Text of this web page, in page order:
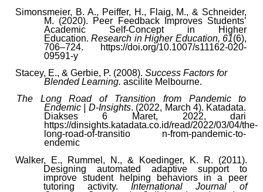
Simonsmeier, B. A., Peiffer, H., Flaig, M., & Schneider,
M. (2020). Peer Feedback Improves Students’
Academic Self-Concept in Higher
Education.Research in Higher Education, 61(6),
706–724. https://doi.org/10.1007/s11162-020-
09591-y
Stacey, E., & Gerbie, P. (2008).Success Factors for
Blended Learning. ascilite Melbourne.
The Long Road of Transition from Pandemic to
Endemic | D-Insights. (2022, March 4). Katadata.
Diakses 6 Maret, 2022, dari
https://dinsights.katadata.co.id/read/2022/03/04/the-
long-road-of-transitio n-from-pandemic-to-
endemic
Walker, E., Rummel, N., & Koedinger, K. R. (2011).
Designing automated adaptive support to
improve student helping behaviors in a peer
tutoring activity.International Journal of